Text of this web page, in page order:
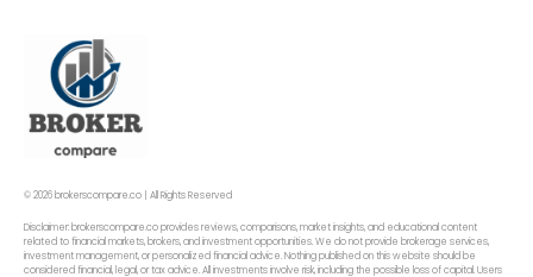
© 2026 brokerscompare.co | All Rights Reserved
Disclaimer: brokerscompare.co provides reviews, comparisons, market insights, and educational content
related to financial markets, brokers, and investment opportunities. We do not provide brokerage services,
investment management, or personalized financial advice. Nothing published on this website should be
considered financial, legal, or tax advice. All investments involve risk, including the possible loss of capital. Users